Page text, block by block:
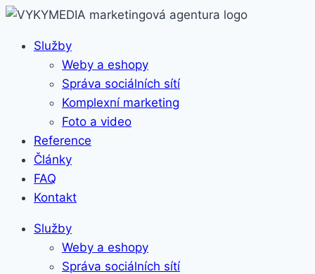
Služby
Weby a eshopy
Správa sociálních sítí
Komplexní marketing
Foto a video
Reference
Články
FAQ
Kontakt
Služby
Weby a eshopy
Správa sociálních sítí